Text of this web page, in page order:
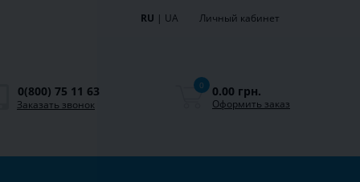
RU | UA Личный кабинет
0(800) 75 11 63
Заказать звонок
0 0.00 грн.
Оформить заказ